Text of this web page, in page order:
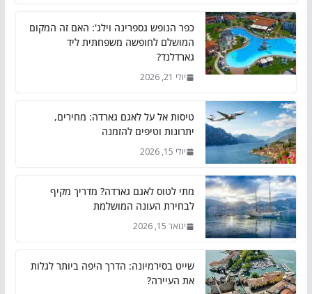
כפר הנופש גספרינה וילג': האם זה המקום
המושלם לחופשה משפחתית ליד
גארדלנד?
יולי 21, 2026
טיסות אל על לאגם גארדה: מחירים,
יתרונות וטיפים להזמנה
יולי 15, 2026
מתי לטוס לאגם גארדה? מדריך מקיף
לבחירת העונה המושלמת
ינואר 15, 2026
שייט בסירמיונה: הדרך היפה ביותר לגלות
את העיירה?